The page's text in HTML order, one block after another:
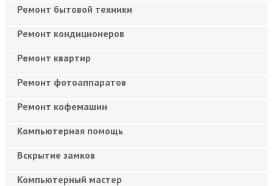
Ремонт бытовой техники
Ремонт кондиционеров
Ремонт квартир
Ремонт фотоаппаратов
Ремонт кофемашин
Компьютерная помощь
Вскрытие замков
Компьютерный мастер